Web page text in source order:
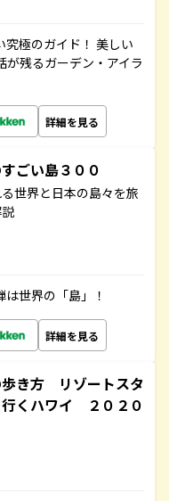
究極のガイド！ 美しい
残るガーデン・アイラ
詳細を見る
ごい島３００
世界と日本の島々を旅
は世界の「島」！
詳細を見る
き方 リゾートスタ
くハワイ ２０２０